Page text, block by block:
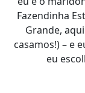
Fazendinha
Grande,
casamos!) – e
eu